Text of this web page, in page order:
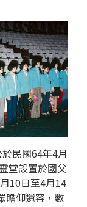
民國64年4月
堂設置於國父
10日至4月14
瞻仰遺容，數